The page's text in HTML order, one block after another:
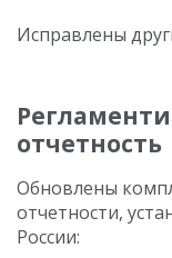
Исправлены
отчетность
Обновлены
отчетности,
России: